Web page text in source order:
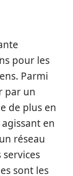
pour les
Parmi
par un
de plus en
en
réseau
sont les